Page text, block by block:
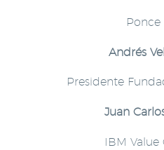
Ponce
Andrés
Presidente
Juan
IBM Value